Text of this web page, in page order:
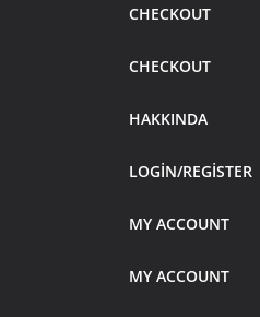
CHECKOUT
CHECKOUT
HAKKINDA
LOGIN/REGISTER
MY ACCOUNT
MY ACCOUNT